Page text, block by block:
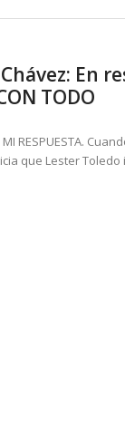
En
TODO
RESPUESTA.
que Lester Toledo